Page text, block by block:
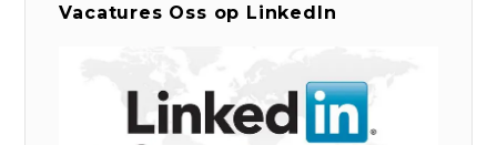
Vacatures Oss op LinkedIn